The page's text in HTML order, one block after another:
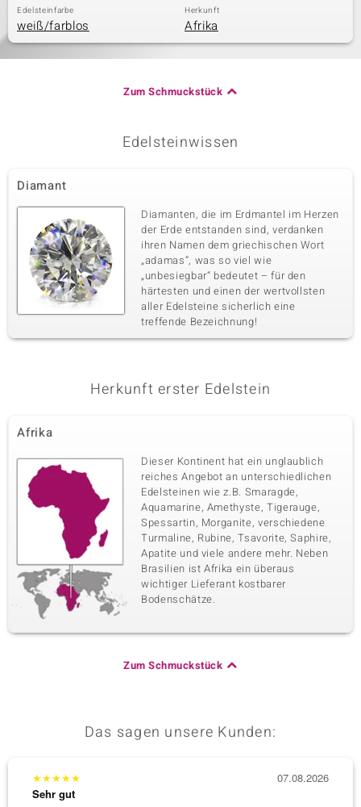
Edelsteinfarbe
weiß/farblos
Herkunft
Afrika
Zum Schmuckstück
Edelsteinwissen
Diamant
Diamanten, die im Erdmantel im Herzen
der Erde entstanden sind, verdanken
ihren Namen dem griechischen Wort
„adamas“, was so viel wie
„unbesiegbar“ bedeutet – für den
härtesten und einen der wertvollsten
aller Edelsteine sicherlich eine
treffende Bezeichnung!
Herkunft erster Edelstein
Afrika
Dieser Kontinent hat ein unglaublich
reiches Angebot an unterschiedlichen
Edelsteinen wie z.B. Smaragde,
Aquamarine, Amethyste, Tigerauge,
Spessartin, Morganite, verschiedene
Turmaline, Rubine, Tsavorite, Saphire,
Apatite und viele andere mehr. Neben
Brasilien ist Afrika ein überaus
wichtiger Lieferant kostbarer
Bodenschätze.
Zum Schmuckstück
Das sagen unsere Kunden:
★★★★★
Sehr gut
07.08.2026